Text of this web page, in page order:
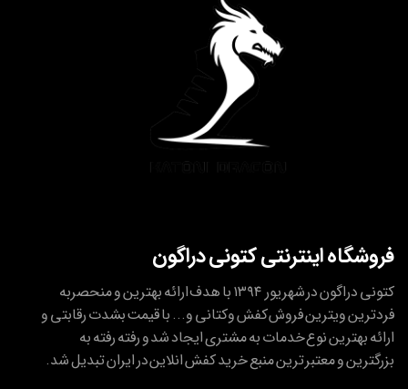
فروشگاه اینترنتی کتونی دراگون
کتونی دراگون در شهریور ۱۳۹۴ با هدف ارائه بهترین و منحصربه
فردترین ویترین فروش کفش وکتانی و... با قیمت بشدت رقابتی و
ارائه بهترین نوع خدمات به مشتری ایجاد شد و رفته رفته به
بزرگترین و معتبر ترین منبع خرید کفش انلاین در ایران تبدیل شد.